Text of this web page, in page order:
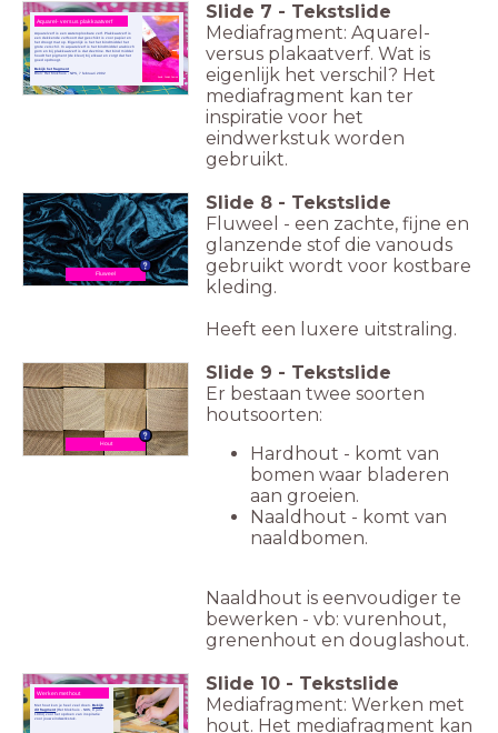
Aquarel- versus plakkaatverf
Aquarelverf is een wateroplosbare verf. Plakkaatverf is
een dekkende verfsoort dat geschikt is voor papier en
het droogt mat op.Eigenlijk is het het bindmiddel het
grote verschil. In aquarelverf is het bindmiddelarabisch
gom en bij plakkaatverf is datdextrine . Het bind middel
houdt het pigment (de kleur) bij elkaar en zorgt dat het
goed opdroogt.
Bekijk het fragment
Bron: Het Klokhuis - NPS, 7 februari 2002
Beeld: Publiek Domein
Slide 7 - Tekstslide
Mediafragment: Aquarel-
versus plakaatverf. Wat is
eigenlijk het verschil? Het
mediafragment kan ter
inspiratie voor het
eindwerkstuk worden
gebruikt.
Fluweel
Slide 8 - Tekstslide
Fluweel - een zachte, fijne en
glanzende stof die vanouds
gebruikt wordt voor kostbare
kleding.
Heeft een luxere uitstraling.
Hout
Slide 9 - Tekstslide
Er bestaan twee soorten
houtsoorten:
Hardhout - komt van
bomen waar bladeren
aan groeien.
Naaldhout - komt van
naaldbomen.
Naaldhout is eenvoudiger te
bewerken - vb: vurenhout,
grenenhout en douglashout.
Werken met hout
Met hout kun je heel veel doen.Bekijk
dit fragment (Het Klokhuis - NOS, 9 juni
1994) voor het opdoen van inspiratie
voor jouw eindwerkstuk.
Slide 10 - Tekstslide
Mediafragment: Werken met
hout. Het mediafragment kan